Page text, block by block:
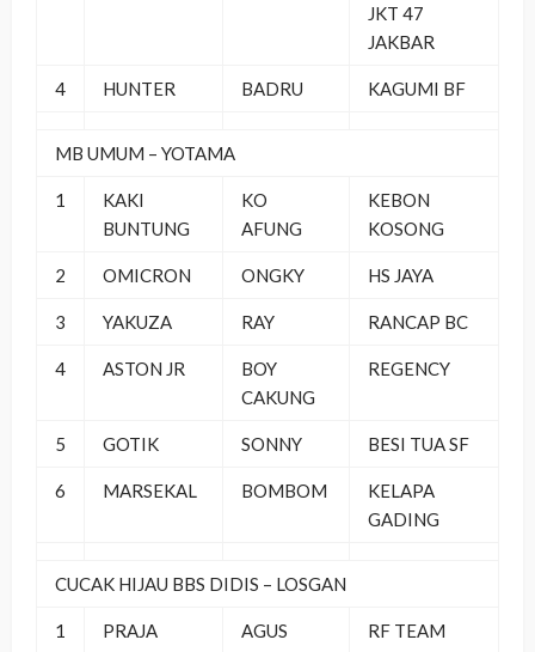
JKT 47
JAKBAR
4 HUNTER BADRU KAGUMI BF
MB UMUM – YOTAMA
1
KAKI
BUNTUNG
KO
AFUNG
KEBON
KOSONG
2 OMICRON ONGKY HS JAYA
3 YAKUZA RAY RANCAP BC
4 ASTON JR
BOY
CAKUNG
REGENCY
5 GOTIK SONNY BESI TUA SF
6 MARSEKAL BOMBOM
KELAPA
GADING
CUCAK HIJAU BBS DIDIS – LOSGAN
1 PRAJA AGUS RF TEAM